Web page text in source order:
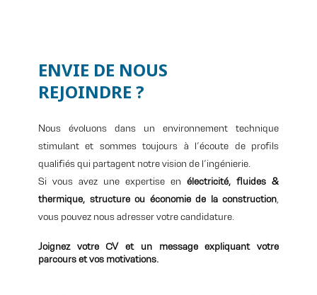
ENVIE DE NOUS
REJOINDRE ?
Nous évoluons dans un environnement technique
stimulant et sommes toujours à l’écoute de profils
qualifiés qui partagent notre vision de l’ingénierie.
Si vous avez une expertise en électricité, fluides &
thermique, structure ou économie de la construction
vous pouvez nous adresser votre candidature.
Joignez votre CV et un message expliquant votre
parcours et vos motivations.